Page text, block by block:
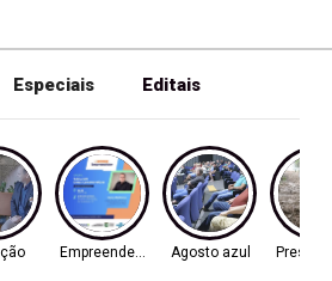
Especiais Editais
EmpreendedorismoAgosto azul